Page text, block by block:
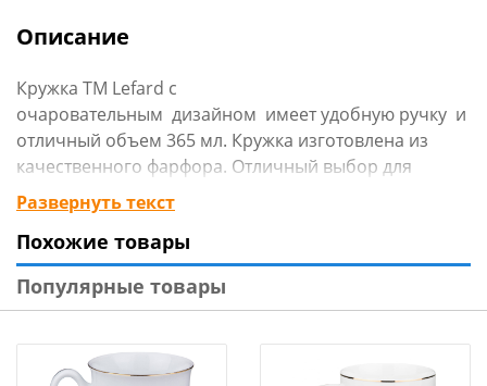
Описание
Кружка TM Lefard с
очаровательным дизайном имеет удобную ручку и
отличный объем 365 мл. Кружка изготовлена из
качественного фарфора. Отличный выбор для
подарка. Продукция сертифицирована и безопасна
для контакта с пищевыми продуктами. Можно
ставить в микроволновую печь.
Размер 9,3*7,4*9,7
Развернуть текст
Похожие товары
Популярные товары